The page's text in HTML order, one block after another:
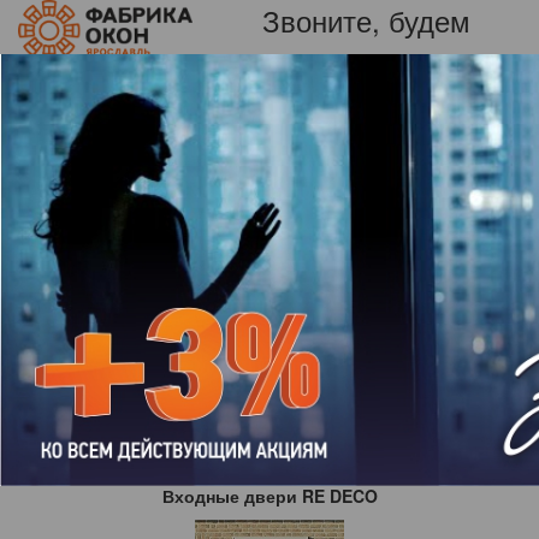
Звоните, будем
рады!+7 (920)
129-94-15
Пн-вс: 09:00-21:00
Пластиковые окна в Ярославле от Фабрики
окон.
Отзыв
Кудрявцева Мария Николаевна, договор № 4004
Всё хорошо.
К списку отзывов
Входные двери RE DECO